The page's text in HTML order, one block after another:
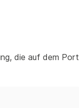
die auf dem Port